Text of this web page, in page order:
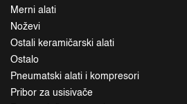
Merni alati
Noževi
Ostali keramičarski alati
Ostalo
Pneumatski alati i kompresori
Pribor za usisivače